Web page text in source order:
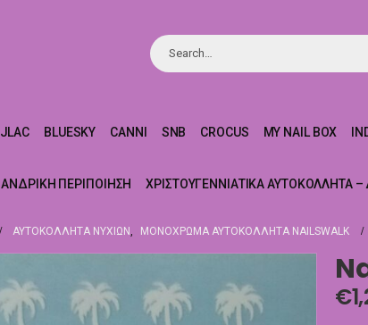
JLAC BLUESKY CANNI SNB CROCUS MY NAIL BOX
ΑΝΔΡΙΚΉ ΠΕΡΙΠΟΊΗΣΗ ΧΡΙΣΤΟΥΓΕΝΝΙΆΤΙΚΑ ΑΥΤΟΚΌΛΛΗΤΑ
ΑΥΤΟΚΌΛΛΗΤΑ ΝΥΧΙΏΝ , ΜΟΝΌΧΡΩΜΑ ΑΥΤΟΚΌΛΛΗΤΑ NAILSWALK
€